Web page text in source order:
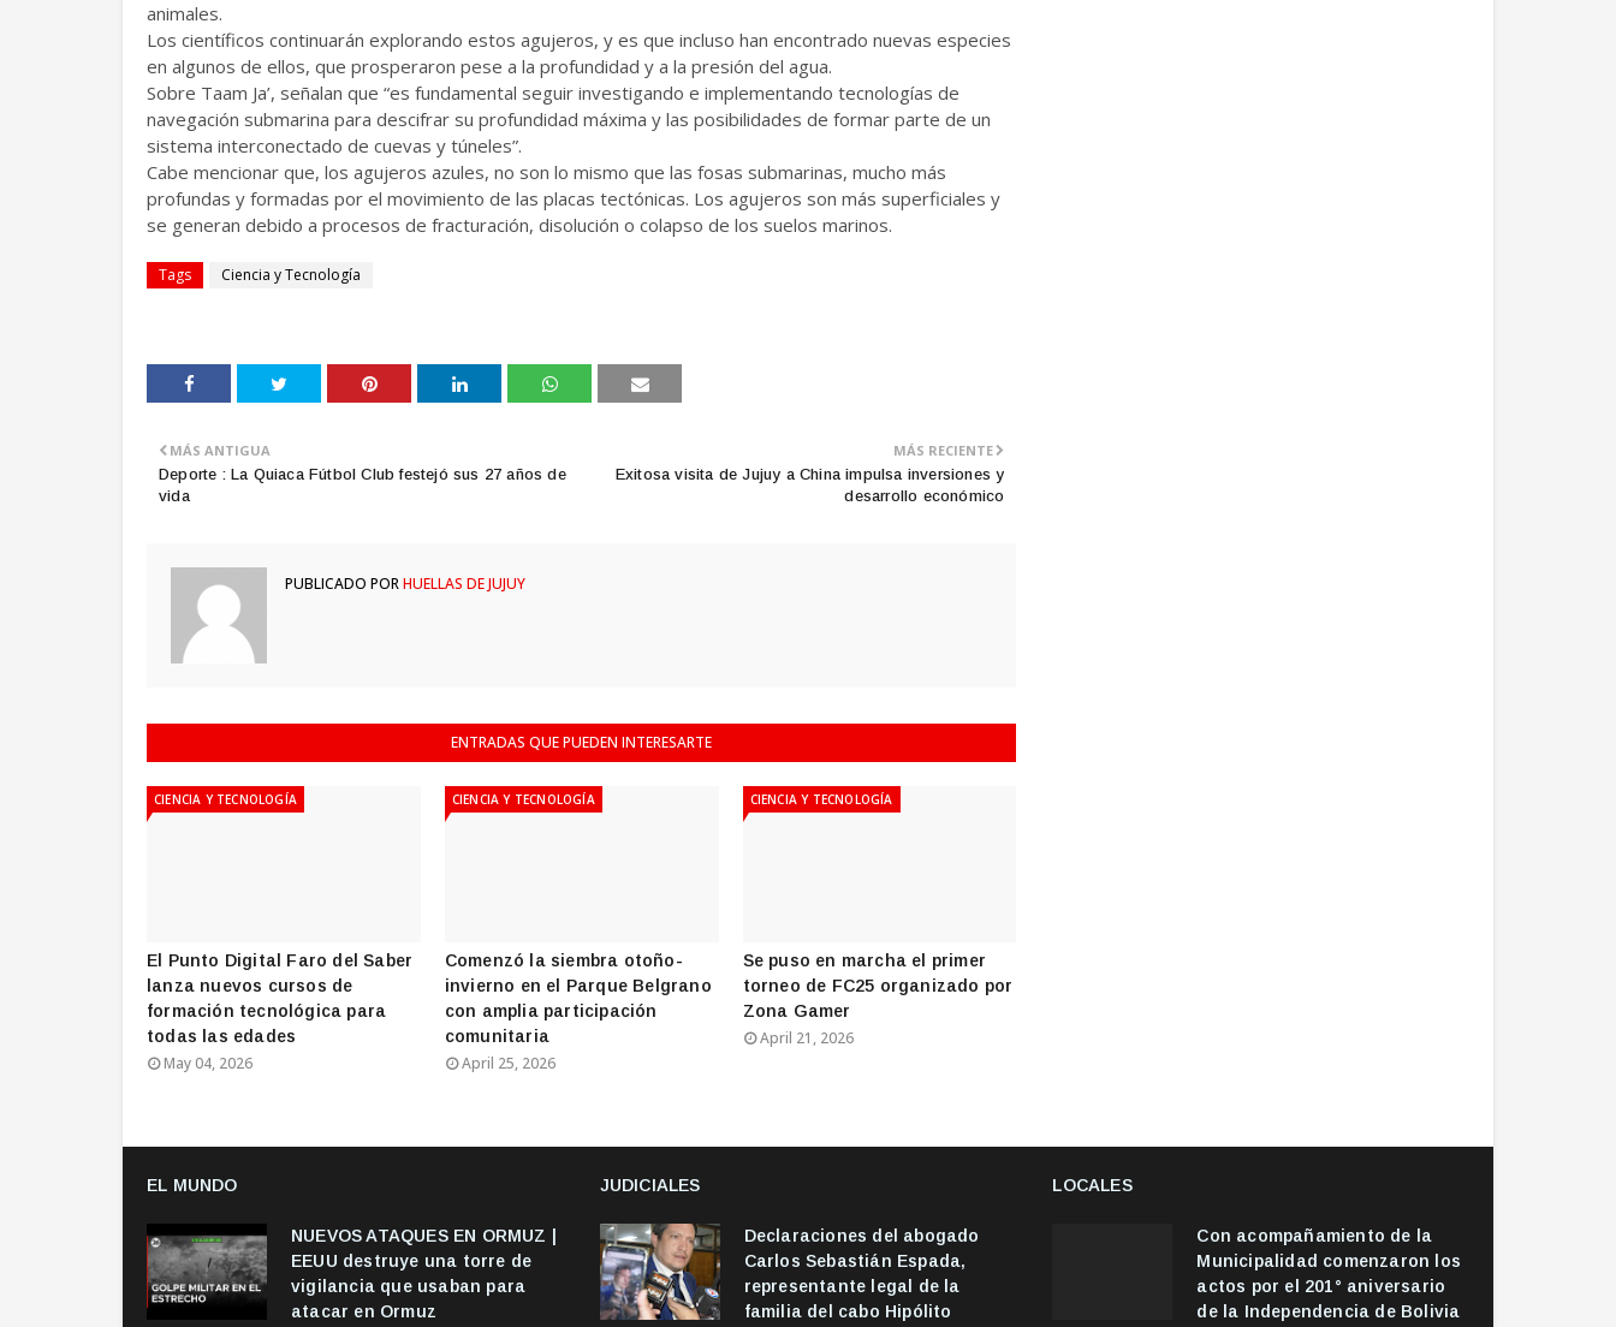
animales.
Los científicos continuarán explorando estos agujeros, y es que incluso han encontrado nuevas especies
en algunos de ellos, que prosperaron pese a la profundidad y a la presión del agua.
Sobre Taam Ja’, señalan que “es fundamental seguir investigando e implementando tecnologías de
navegación submarina para descifrar su profundidad máxima y las posibilidades de formar parte de un
sistema interconectado de cuevas y túneles”.
Cabe mencionar que, los agujeros azules, no son lo mismo que las fosas submarinas, mucho más
profundas y formadas por el movimiento de las placas tectónicas. Los agujeros son más superficiales y
se generan debido a procesos de fracturación, disolución o colapso de los suelos marinos.
Tags Ciencia y Tecnología
MÁS RECIENTE
Exitosa visita de Jujuy a China impulsa inversiones y
desarrollo económico
MÁS ANTIGUA
Deporte : La Quiaca Fútbol Club festejó sus 27 años de
vida
PUBLICADO PORHUELLAS DE JUJUY
ENTRADAS QUE PUEDEN INTERESARTE
CIENCIA Y TECNOLOGÍA
El Punto Digital Faro del Saber
lanza nuevos cursos de
formación tecnológica para
todas las edades
May 04, 2026
CIENCIA Y TECNOLOGÍA
Comenzó la siembra otoño-
invierno en el Parque Belgrano
con amplia participación
comunitaria
April 25, 2026
CIENCIA Y TECNOLOGÍA
Se puso en marcha el primer
torneo de FC25 organizado por
Zona Gamer
April 21, 2026
EL MUNDO
NUEVOS ATAQUES EN ORMUZ |
EEUU destruye una torre de
vigilancia que usaban para
atacar en Ormuz
JUDICIALES
Declaraciones del abogado
Carlos Sebastián Espada,
representante legal de la
familia del cabo Hipólito
LOCALES
Con acompañamiento de la
Municipalidad comenzaron los
actos por el 201° aniversario
de la Independencia de Bolivia